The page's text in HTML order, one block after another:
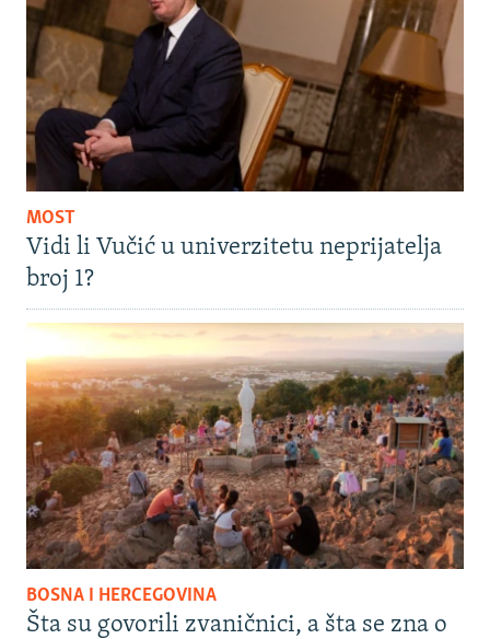
MOST
Vidi li Vučić u univerzitetu neprijatelja
broj 1?
BOSNA I HERCEGOVINA
Šta su govorili zvaničnici, a šta se zna o